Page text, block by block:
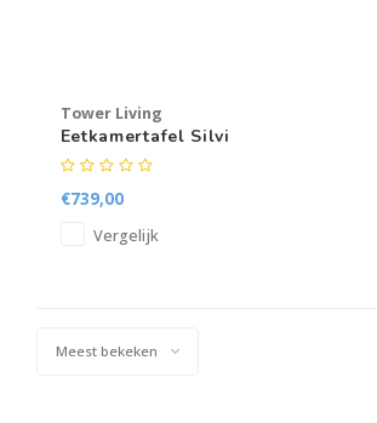
Tower Living
Eetkamertafel Silvi
€739,00
Vergelijk
Meest bekeken